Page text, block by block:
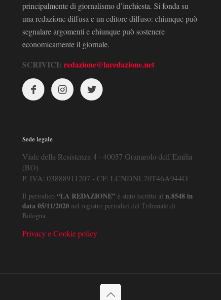
principalmente di giornalismo d’inchiesta. Si fonda su
una redazione diffusa e un editore diffuso: chiunque può
segnalare argomenti e chiunque può sostenere
economicamente il giornale.
SCRIVICI: redazione@laredazione.net
Sede legale
Viale della Resistenza 4 - 40057 Granarolo dell’Emilia
(BO)
P. IVA: 03888911207 - CF: LCNDNL70T46A944O
Il periodico “LA REDAZIONE” è stato iscritto al n.8548 in
data 05/11/2020 nel registro periodici del Tribunale di
Bologna.
Privacy e Cookie policy